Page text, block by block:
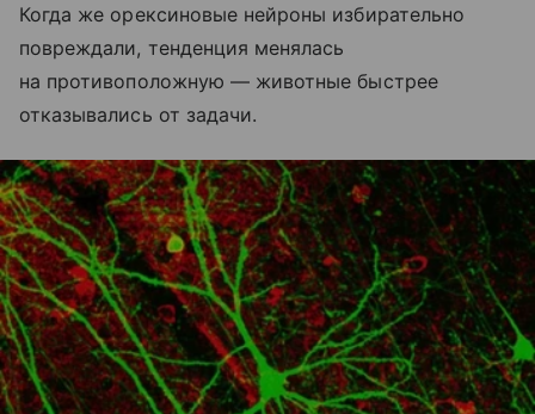
Когда же орексиновые нейроны избирательно
повреждали, тенденция менялась
на противоположную — животные быстрее
отказывались от задачи.